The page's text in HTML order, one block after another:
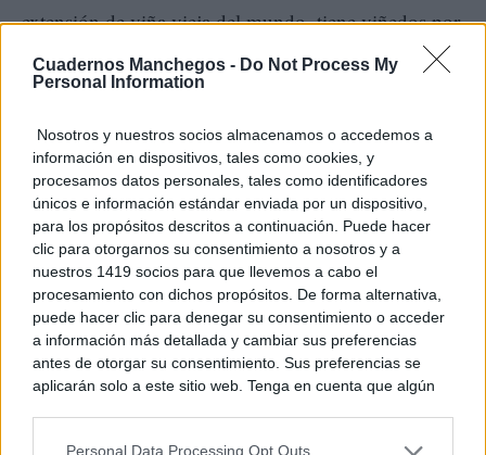
Cuadernos Manchegos - Do Not Process My
Personal Information
Nosotros y nuestros socios almacenamos o accedemos a
información en dispositivos, tales como cookies, y
procesamos datos personales, tales como identificadores
únicos e información estándar enviada por un dispositivo,
para los propósitos descritos a continuación. Puede hacer
clic para otorgarnos su consentimiento a nosotros y a
nuestros 1419 socios para que llevemos a cabo el
procesamiento con dichos propósitos. De forma alternativa,
puede hacer clic para denegar su consentimiento o acceder
a información más detallada y cambiar sus preferencias
antes de otorgar su consentimiento. Sus preferencias se
aplicarán solo a este sitio web. Tenga en cuenta que algún
Personal Data Processing Opt Outs
extensión de viña vieja del mundo, tiene viñedos por
encima de los 1000 metros, variedades autóctonas
que no se encuentran en ningún otro territorio y una
diversidad de suelos que explica perfiles imposibles
de replicar. Y sin embargo, la región arrastra una
imagen construida sobre el volumen y el granel que
ha tardado décadas en empezar a corregirse.
Lo que falta no es calidad. Es que quienes tienen
influencia sobre las cartas de vino, los portfolios de
distribución y los artículos especializados dispongan
hoy. El programa trabaja exactamente en ese punto, a